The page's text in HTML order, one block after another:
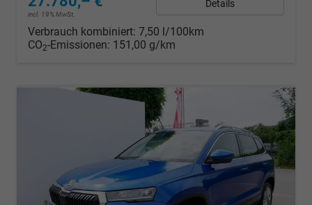
incl. 19% MwSt.
Details
Verbrauch kombiniert: 7,50 l/100km
CO2-Emissionen: 151,00 g/km